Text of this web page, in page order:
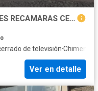
CASA EN CONDOMINIO DE TRES RECAMARAS CERCA DE TOWN SQUARE PROVIDENCIA
de televisión·Chimenea
Ver en detalle